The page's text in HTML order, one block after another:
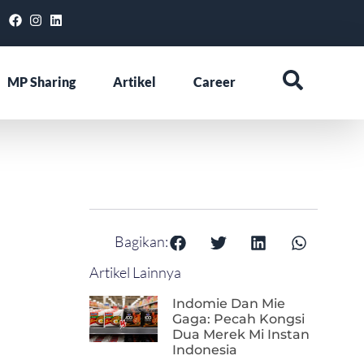
MP Sharing Artikel Career
Bagikan:
Artikel Lainnya
Indomie Dan Mie
Gaga: Pecah Kongsi
Dua Merek Mi Instan
Indonesia